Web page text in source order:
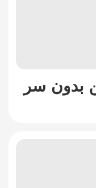
بدون سر